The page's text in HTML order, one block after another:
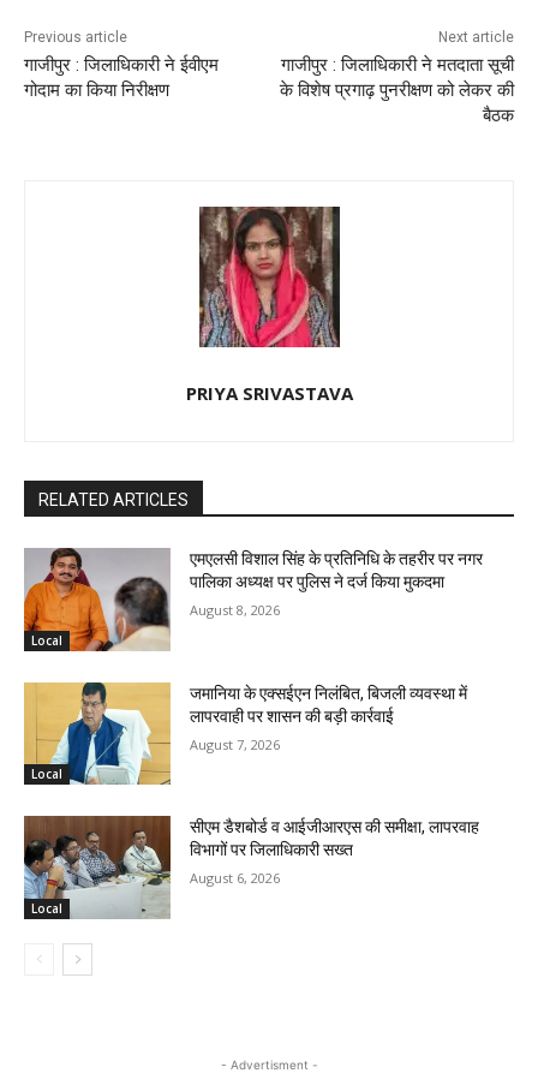
Previous article
गाजीपुर : जिलाधिकारी ने ईवीएम
गोदाम का किया निरीक्षण
Next article
गाजीपुर : जिलाधिकारी ने मतदाता सूची
के विशेष प्रगाढ़ पुनरीक्षण को लेकर की
बैठक
PRIYA SRIVASTAVA
RELATED ARTICLES
Local
एमएलसी विशाल सिंह के प्रतिनिधि के तहरीर पर नगर
पालिका अध्यक्ष पर पुलिस ने दर्ज किया मुकदमा
August 8, 2026
Local
जमानिया के एक्सईएन निलंबित, बिजली व्यवस्था में
लापरवाही पर शासन की बड़ी कार्रवाई
August 7, 2026
Local
सीएम डैशबोर्ड व आईजीआरएस की समीक्षा, लापरवाह
विभागों पर जिलाधिकारी सख्त
August 6, 2026
- Advertisment -